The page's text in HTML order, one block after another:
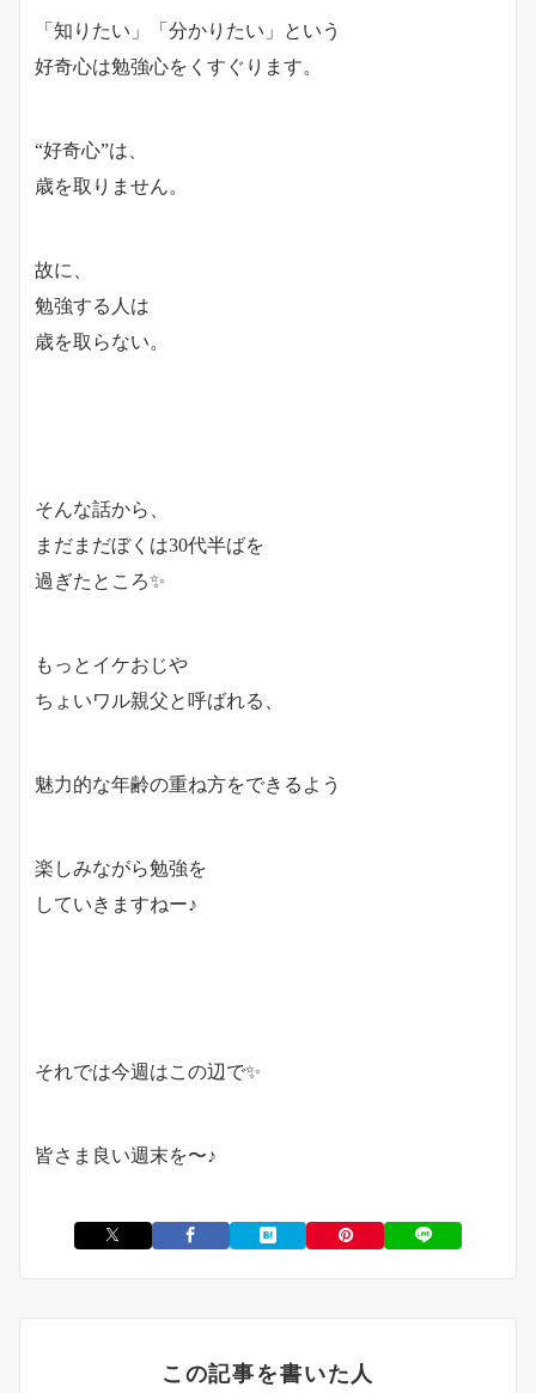
「知りたい」「分かりたい」という
好奇心は勉強心をくすぐります。
“好奇心”は、
歳を取りません。
故に、
勉強する人は
歳を取らない。
そんな話から、
まだまだぼくは30代半ばを
過ぎたところ✨
もっとイケおじや
ちょいワル親父と呼ばれる、
魅力的な年齢の重ね方をできるよう
楽しみながら勉強を
していきますねー♪
それでは今週はこの辺で✨
皆さま良い週末を〜♪
この記事を書いた人